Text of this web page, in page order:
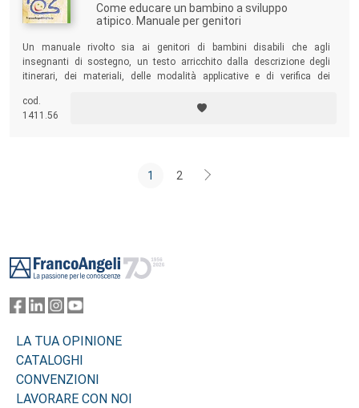
Come educare un bambino a sviluppo
atipico. Manuale per genitori
Un manuale rivolto sia ai genitori di bambini disabili che agli
insegnanti di sostegno, un testo arricchito dalla descrizione degli
itinerari, dei materiali, delle modalità applicative e di verifica dei
di autonomia personale.
cod.
1411.56
1 2
LA TUA OPINIONE
CATALOGHI
CONVENZIONI
LAVORARE CON NOI